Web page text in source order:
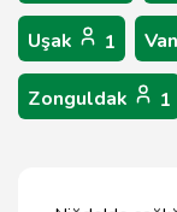
Uşak 1 Van
Zonguldak 1